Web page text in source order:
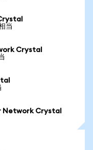
当
Crystal
Network Crystal